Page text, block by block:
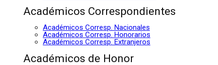
Académicos Correspondientes
Académicos Corresp. Nacionales
Académicos Corresp. Honorarios
Académicos Corresp. Extranjeros
Académicos de Honor